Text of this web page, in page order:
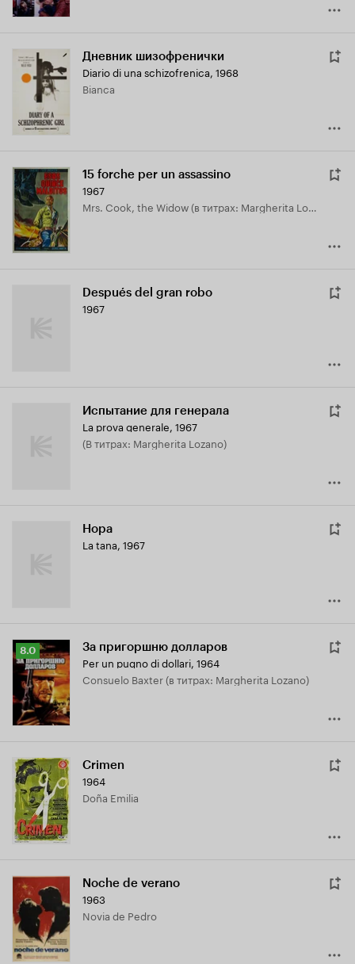
Дневник шизофренички
Diario di una schizofrenica, 1968
Bianca
15 forche per un assassino
1967
Mrs. Cook, the Widow (в титрах: Margherita Lozano)
Después del gran robo
1967
Испытание для генерала
La prova generale, 1967
(в титрах: Margherita Lozano)
Нора
La tana, 1967
Рейтинг
Кинопоиска
8.0
8.0 За пригоршню долларов
Per un pugno di dollari, 1964
Consuelo Baxter (в титрах: Margherita Lozano)
Crimen
1964
Doña Emilia
Noche de verano
1963
Novia de Pedro